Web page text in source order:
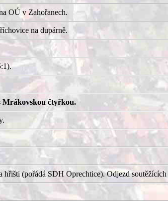
OÚ v Zahořanech.
na dupárně.
Mrákovskou čtyřkou.
hřišti (pořádá SDH Oprechtice). Odjezd